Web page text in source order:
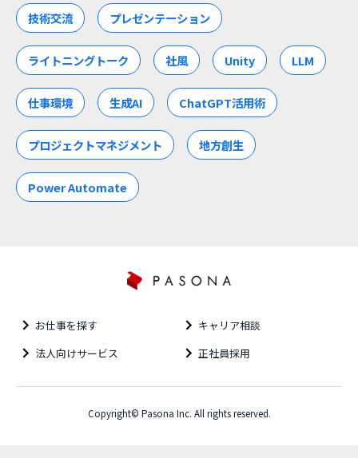
技術交流 プレゼンテーション
ライトニングトーク 社風 Unity LLM
仕事環境 生成AI ChatGPT活用術
プロジェクトマネジメント 地方創生
Power Automate
お仕事を探す
キャリア相談
法人向けサービス
正社員採用
Copyright© Pasona Inc. All rights reserved.